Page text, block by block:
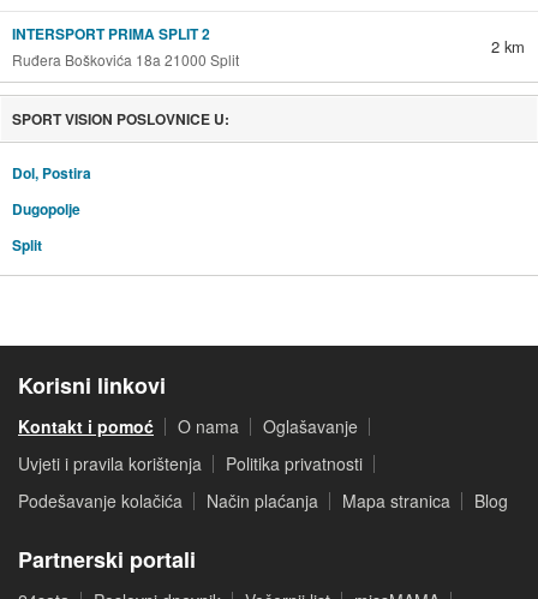
INTERSPORT PRIMA SPLIT 2
Ruđera Boškovića 18a 21000 Split
2 km
SPORT VISION POSLOVNICE U:
Dol, Postira
Dugopolje
Split
Korisni linkovi
Kontakt i pomoć O nama
Oglašavanje
Uvjeti i pravila korištenja
Politika privatnosti
Podešavanje kolačića
Način plaćanja Mapa stranica Blog
Partnerski portali